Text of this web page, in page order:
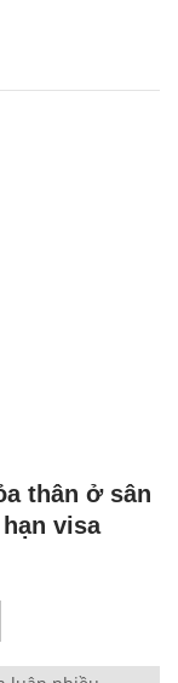
thân ở sân
visa